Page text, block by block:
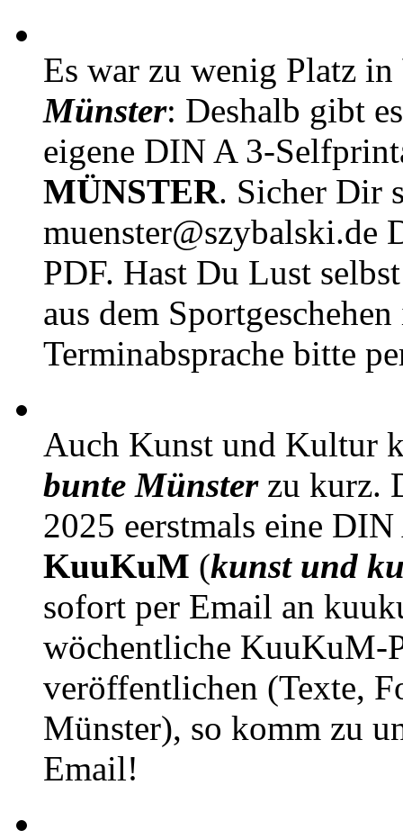
Es war zu wenig Platz in
Münster: Deshalb gibt
eigene DIN A 3-
MÜNSTER. Sicher Dir
muenster@szybalski.de
PDF. Hast Du Lust
aus dem
Terminabsprache bitte
Auch Kunst und Kultur
bunte Münsterzu kurz.
2025 eerstmals eine
KuuKuM (kunst und
sofort per Email an
wöchentliche KuuKuM-
veröffentlichen (Texte,
Münster), so komm zu
Email!